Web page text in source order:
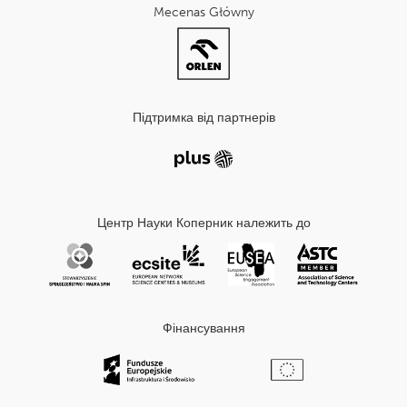
Mecenas Główny
Підтримка від партнерів
Центр Науки Коперник належить до
Фінансування